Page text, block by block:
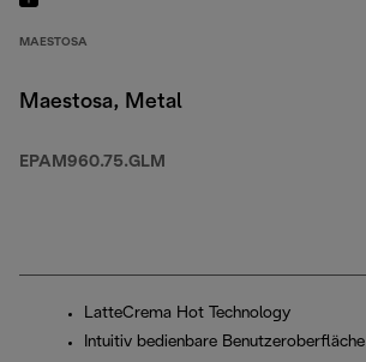
MAESTOSA
Maestosa, Metal
EPAM960.75.GLM
LatteCrema Hot Technology
Intuitiv bedienbare Benutzeroberfläche